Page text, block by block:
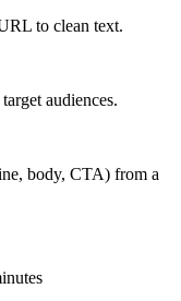
to clean text.
audiences.
body, CTA) from a